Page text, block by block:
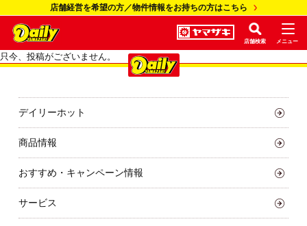
メニュー
店舗経営を希望の方／物件情報をお持ちの方はこちら
店舗検索
只今、投稿がございません。
デイリーホット
商品情報
おすすめ・キャンペーン情報
サービス